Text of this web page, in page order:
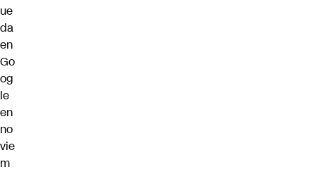
ue
da
en
Go
og
le
en
no
vie
m